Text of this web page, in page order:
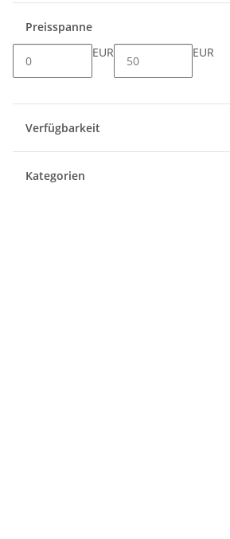
Preisspanne
EUR
EUR
Verfügbarkeit
Kategorien